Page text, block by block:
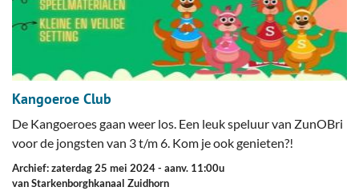
Kangoeroe Club
De Kangoeroes gaan weer los. Een leuk speluur van ZunOBri
voor de jongsten van 3 t/m 6. Kom je ook genieten?!
Archief: zaterdag 25 mei 2024- aanv. 11:00u
van Starkenborghkanaal Zuidhorn